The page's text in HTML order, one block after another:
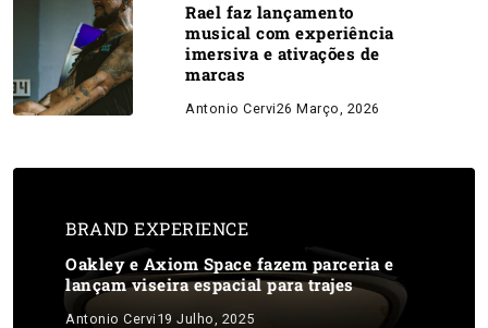
Rael faz lançamento
musical com experiência
imersiva e ativações de
marcas
Antonio Cervi26 Março, 2026
BRAND EXPERIENCE
Oakley e Axiom Space fazem parceria e
lançam viseira espacial para trajes
Antonio Cervi 19 Julho, 2025